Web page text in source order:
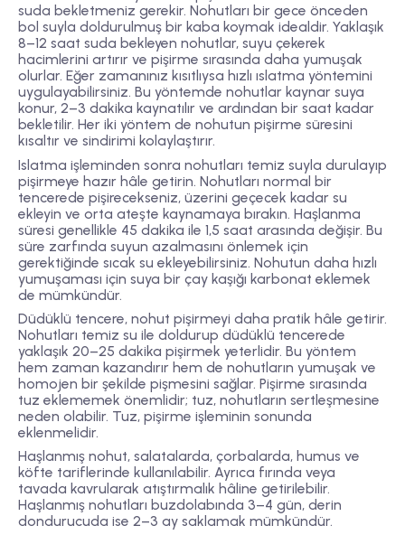
suda bekletmeniz gerekir. Nohutları bir gece önceden
bol suyla doldurulmuş bir kaba koymak idealdir. Yaklaşık
8–12 saat suda bekleyen nohutlar, suyu çekerek
hacimlerini artırır ve pişirme sırasında daha yumuşak
olurlar. Eğer zamanınız kısıtlıysa hızlı ıslatma yöntemini
uygulayabilirsiniz. Bu yöntemde nohutlar kaynar suya
konur, 2–3 dakika kaynatılır ve ardından bir saat kadar
bekletilir. Her iki yöntem de nohutun pişirme süresini
kısaltır ve sindirimi kolaylaştırır.
Islatma işleminden sonra nohutları temiz suyla durulayıp
pişirmeye hazır hâle getirin. Nohutları normal bir
tencerede pişirecekseniz, üzerini geçecek kadar su
ekleyin ve orta ateşte kaynamaya bırakın. Haşlanma
süresi genellikle 45 dakika ile 1,5 saat arasında değişir. Bu
süre zarfında suyun azalmasını önlemek için
gerektiğinde sıcak su ekleyebilirsiniz. Nohutun daha hızlı
yumuşaması için suya bir çay kaşığı karbonat eklemek
de mümkündür.
Düdüklü tencere, nohut pişirmeyi daha pratik hâle getirir.
Nohutları temiz su ile doldurup düdüklü tencerede
yaklaşık 20–25 dakika pişirmek yeterlidir. Bu yöntem
hem zaman kazandırır hem de nohutların yumuşak ve
homojen bir şekilde pişmesini sağlar. Pişirme sırasında
tuz eklememek önemlidir; tuz, nohutların sertleşmesine
neden olabilir. Tuz, pişirme işleminin sonunda
eklenmelidir.
Haşlanmış nohut, salatalarda, çorbalarda, humus ve
köfte tariflerinde kullanılabilir. Ayrıca fırında veya
tavada kavrularak atıştırmalık hâline getirilebilir.
Haşlanmış nohutları buzdolabında 3–4 gün, derin
dondurucuda ise 2–3 ay saklamak mümkündür.